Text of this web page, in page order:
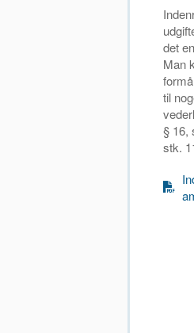
det
Man
til
§ 16,
stk.